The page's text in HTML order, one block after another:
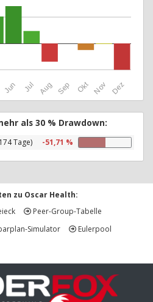
Jun Jul Aug Sep Okt Nov Dez
als 30 % Drawdown:
Tage) -51,71 %
zu Oscar Health:
Peer-Group-Tabelle
Simulator
Eulerpool